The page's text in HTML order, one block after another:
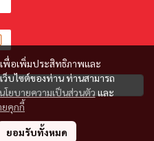
พื่อเพิ่มประสิทธิภาพและ
บไซต์ของท่าน ท่านสามารถ
นโยบายความเป็นส่วนตัว และ
ยคุกกี้
ยอมรับทั้งหมด